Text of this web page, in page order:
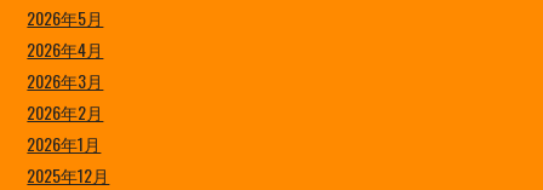
2026年5月
2026年4月
2026年3月
2026年2月
2026年1月
2025年12月